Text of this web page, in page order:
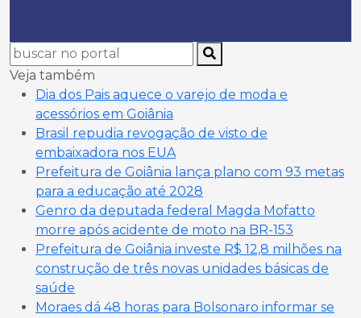
Veja também
Dia dos Pais aquece o varejo de moda e
acessórios em Goiânia
Brasil repudia revogação de visto de
embaixadora nos EUA
Prefeitura de Goiânia lança plano com 93 metas
para a educação até 2028
Genro da deputada federal Magda Mofatto
morre após acidente de moto na BR-153
Prefeitura de Goiânia investe R$ 12,8 milhões na
construção de três novas unidades básicas de
saúde
Moraes dá 48 horas para Bolsonaro informar se